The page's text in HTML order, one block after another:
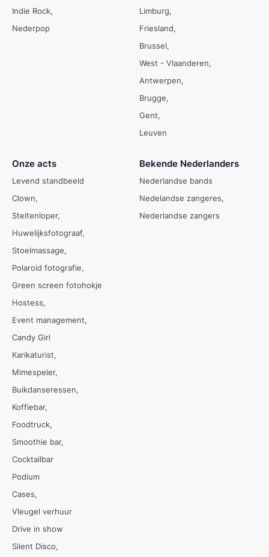
Indie Rock
Nederpop
Limburg
Friesland
Brussel
West - Vlaanderen
Antwerpen
Brugge
Gent
Leuven
Onze acts
Levend standbeeld
Clown
Steltenloper
Huwelijksfotograaf
Stoelmassage
Polaroid fotografie
Green screen fotohokje
Hostess
Event management
Candy Girl
Karikaturist
Mimespeler
Buikdanseressen
Koffiebar
Foodtruck
Smoothie bar
Cocktailbar
Podium
Cases
Vleugel verhuur
Drive in show
Silent Disco
Bekende Nederlanders
Nederlandse bands
Nedelandse zangeres
Nederlandse zangers